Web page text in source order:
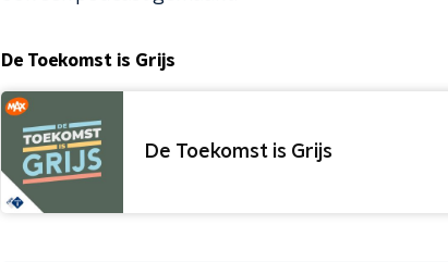
De Toekomst is Grijs
De Toekomst is Grijs